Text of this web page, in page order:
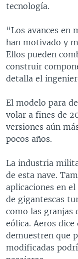
tecnología.
“Los avances en
han motivado y
Ellos pueden
construir
detalla el
El modelo para
volar a fines de
versiones aún
pocos años.
La industria
de esta nave.
aplicaciones en
de gigantescas
como las granjas
eólica. Aeros dice
demuestren que
modificadas